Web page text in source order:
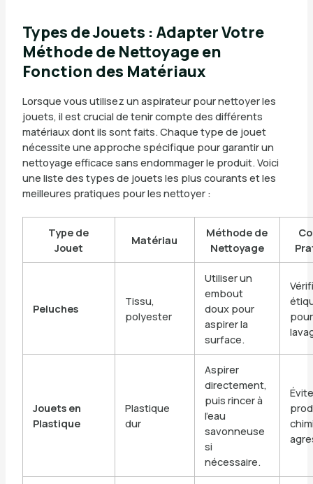
Types de Jouets : Adapter Votre
Méthode de Nettoyage en
Fonction des Matériaux
Lorsque vous utilisez un aspirateur pour nettoyer les
jouets, il est crucial de tenir compte des différents
matériaux dont ils sont faits. Chaque type de jouet
nécessite une approche spécifique pour garantir un
nettoyage efficace sans endommager le produit. Voici
une liste des types de jouets les plus courants et les
meilleures pratiques pour les nettoyer :
Type de
Jouet
Matériau
Méthode de
Nettoyage
Peluches
Tissu,
polyester
Utiliser un
embout
doux pour
aspirer la
surface.
Jouets en
Plastique
Plastique
dur
Aspirer
directement,
puis rincer à
l’eau
savonneuse
si
nécessaire.